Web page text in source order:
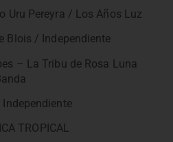
Uru Pereyra / Los Años Luz
Blois / Independiente
– La Tribu de Rosa Luna
TROPICAL